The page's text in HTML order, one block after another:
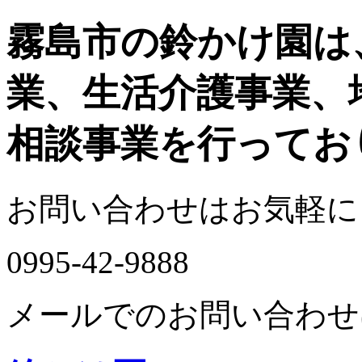
霧島市の鈴かけ園
業、生活介護事業
相談事業を行って
お問い合わせはお気軽に
0995-42-9888
メールでのお問い合わ